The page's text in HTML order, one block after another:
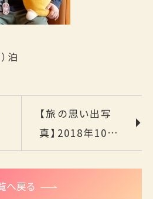
泊
【旅の思い出写
真】2018年10月
29日（月）～
2018年11月4日
（日）泊
へ戻る